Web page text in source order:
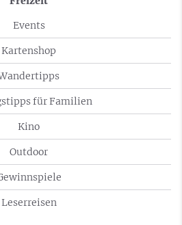
Events
Kartenshop
für Familien
Kino
Outdoor
Leserreisen